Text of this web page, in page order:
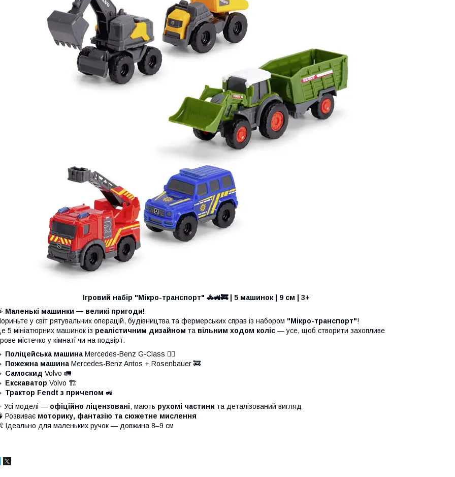
Ігровий набір "Мікро-транспорт" 🚓🚜🚒 | 5 машинок | 9 см | 3+
Маленькі машинки — великі пригоди!
у світ рятувальних операцій, будівництва та фермерських справ із набором "Мікро-транспорт"!
5 мініатюрних машинок із реалістичним дизайном та вільним ходом коліс — усе, щоб створити захопливе
містечко у кімнаті чи на подвір’ї.
Поліцейська машина Mercedes-Benz G-Class 👮‍♂️
Пожежна машина Mercedes-Benz Antos + Rosenbauer 🚒
Самоскид Volvo 🚛
Екскаватор Volvo 🏗️
Трактор Fendt з причепом 🚜
Усі моделі — офіційно ліцензовані, мають рухомі частини та деталізований вигляд
Розвиває моторику, фантазію та сюжетне мислення
Ідеально для маленьких ручок — довжина 8–9 см